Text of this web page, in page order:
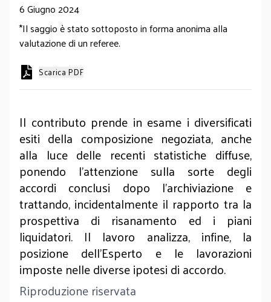
6 Giugno 2024
*Il saggio è stato sottoposto in forma anonima alla
valutazione di un referee.
Scarica PDF
Il contributo prende in esame i diversificati
esiti della composizione negoziata, anche
alla luce delle recenti statistiche diffuse,
ponendo l’attenzione sulla sorte degli
accordi conclusi dopo l’archiviazione e
trattando, incidentalmente il rapporto tra la
prospettiva di risanamento ed i piani
liquidatori. Il lavoro analizza, infine, la
posizione dell’Esperto e le lavorazioni
imposte nelle diverse ipotesi di accordo.
Riproduzione riservata